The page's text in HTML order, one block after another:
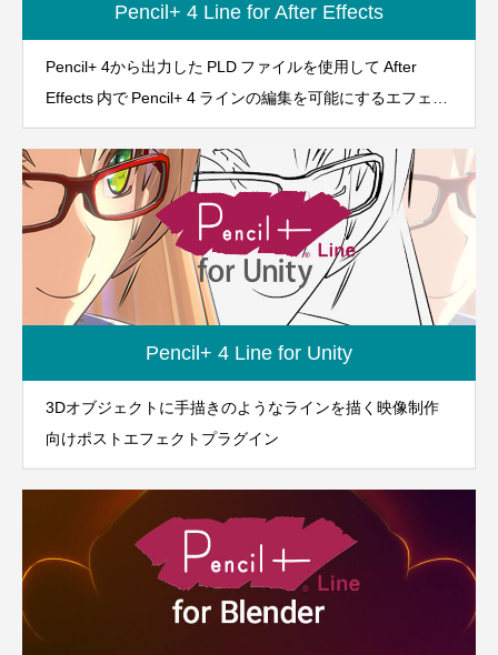
Pencil+ 4 Line for After Effects
Pencil+ 4から出力した PLD ファイルを使用して After
Effects 内で Pencil+ 4 ラインの編集を可能にするエフェク
トプラグイン
Pencil+ 4 Line for Unity
3Dオブジェクトに手描きのようなラインを描く映像制作
向けポストエフェクトプラグイン